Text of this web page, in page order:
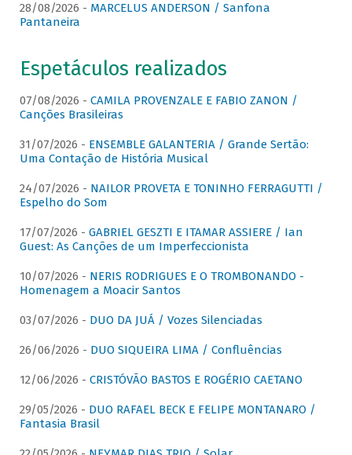
28/08/2026 - MARCELUS ANDERSON / Sanfona
Pantaneira
Espetáculos realizados
07/08/2026 - CAMILA PROVENZALE E FABIO ZANON /
Canções Brasileiras
31/07/2026 - ENSEMBLE GALANTERIA / Grande Sertão:
Uma Contação de História Musical
24/07/2026 - NAILOR PROVETA E TONINHO FERRAGUTTI /
Espelho do Som
17/07/2026 - GABRIEL GESZTI E ITAMAR ASSIERE / Ian
Guest: As Canções de um Imperfeccionista
10/07/2026 - NERIS RODRIGUES E O TROMBONANDO -
Homenagem a Moacir Santos
03/07/2026 - DUO DA JUÁ / Vozes Silenciadas
26/06/2026 - DUO SIQUEIRA LIMA / Confluências
12/06/2026 - CRISTÓVÃO BASTOS E ROGÉRIO CAETANO
29/05/2026 - DUO RAFAEL BECK E FELIPE MONTANARO /
Fantasia Brasil